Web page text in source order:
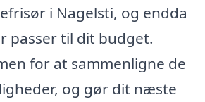
i Nagelsti, og endda
passer til dit budget.
for at sammenligne de
og gør dit næste